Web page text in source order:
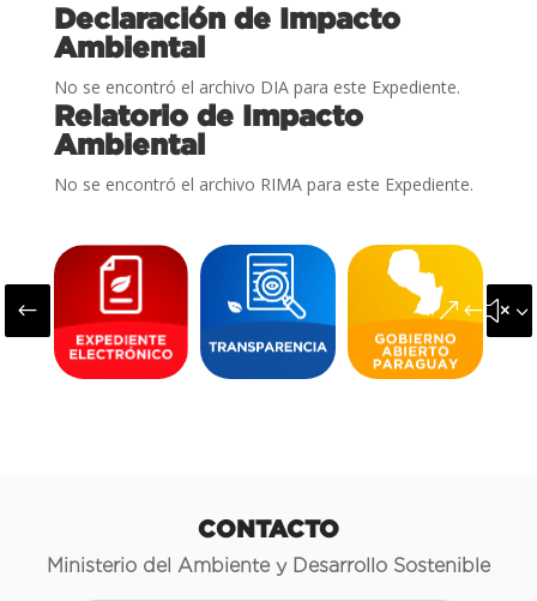
Declaración de Impacto
Ambiental
No se encontró el archivo DIA para este Expediente.
Relatorio de Impacto
Ambiental
No se encontró el archivo RIMA para este Expediente.
#
CONTACTO
Ministerio del Ambiente y Desarrollo Sostenible